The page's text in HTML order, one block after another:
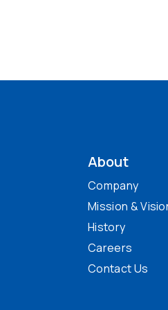
About
Company
Mission &
History
Careers
Contact Us